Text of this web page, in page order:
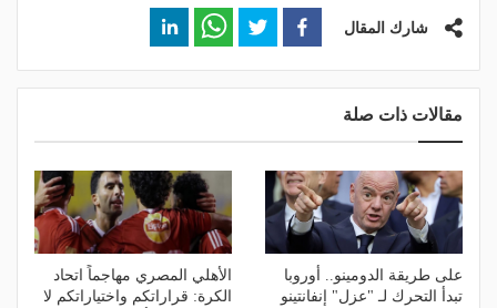
شارك المقال
مقالات ذات صلة
على طريقة الدومينو.. أوروبا
تبدأ التحرك لـ "عزل" إنفانتينو
الأهلي المصري مهاجماً اتحاد
الكرة: قراراتكم واختياراتكم لا